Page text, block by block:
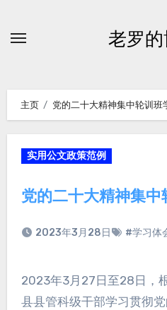
老罗
主页 党的二十大精神集中轮训班
实用公文政策范例
党的二十大精神集中
2023年3月28日 #学习体
2023年3月27日至28日，根据组织安排，我参加XX
县县管科级干部学习贯彻